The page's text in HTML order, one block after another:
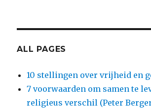
ALL PAGES
10 stellingen over vrijheid en
7 voorwaarden om samen te
religieus verschil (Peter